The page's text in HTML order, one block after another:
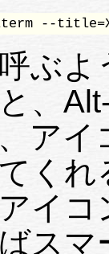
--
ぶよ
、
アイ
く
イ
スマ